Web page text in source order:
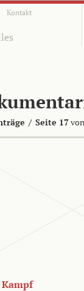
Kontakt
/ Seite 17
Kampf